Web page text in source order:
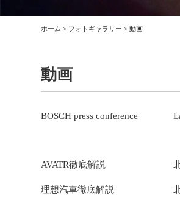
ホーム > フォトギャラリー >動画
動画
BOSCH press conference
AVATR徹底解説
理想汽車徹底解説